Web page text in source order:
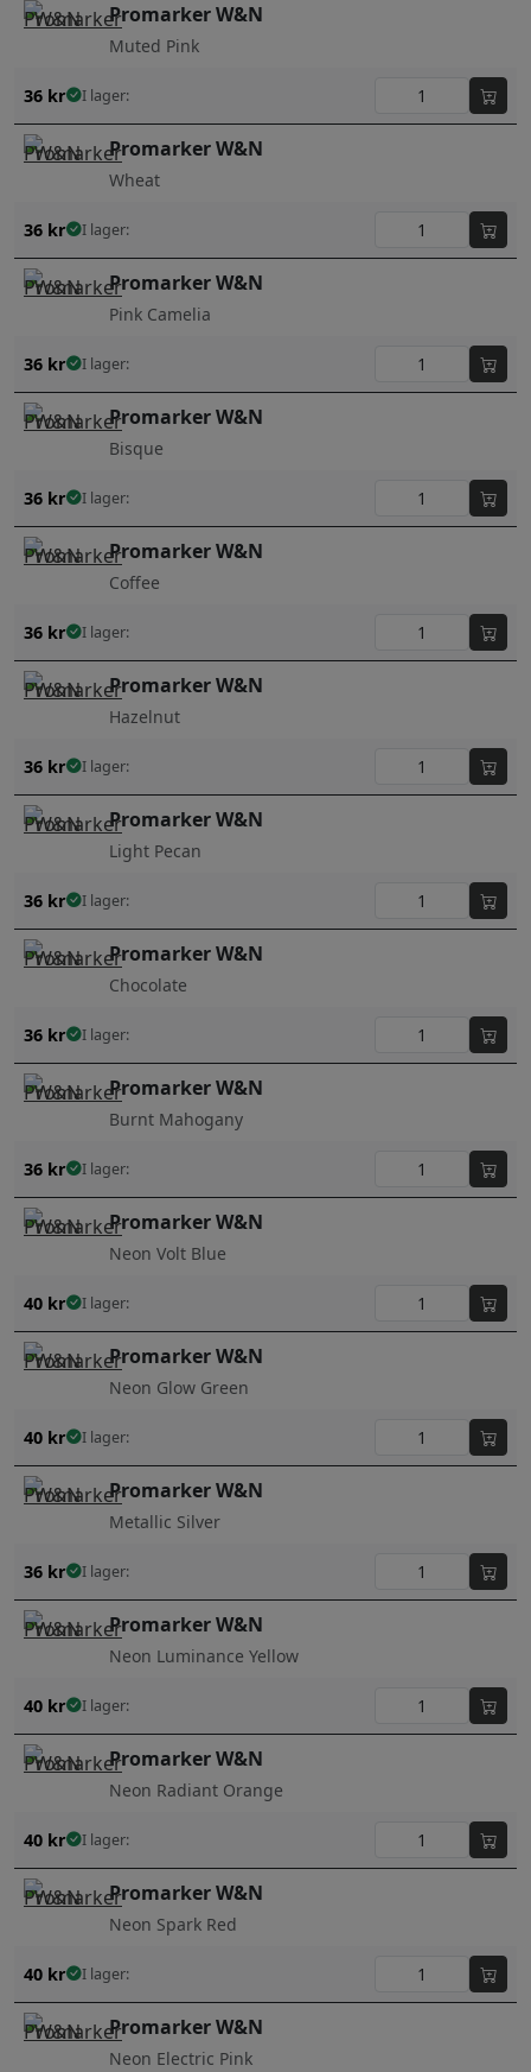
Promarker W&N
Muted Pink
36 kr I lager:
Promarker W&N
Wheat
36 kr I lager:
Promarker W&N
Pink Camelia
36 kr I lager:
Promarker W&N
Bisque
36 kr I lager:
Promarker W&N
Coffee
36 kr I lager:
Promarker W&N
Hazelnut
36 kr I lager:
Promarker W&N
Light Pecan
36 kr I lager:
Promarker W&N
Chocolate
36 kr I lager:
Promarker W&N
Burnt Mahogany
36 kr I lager:
Promarker W&N
Neon Volt Blue
40 kr I lager:
Promarker W&N
Neon Glow Green
40 kr I lager:
Promarker W&N
Metallic Silver
36 kr I lager:
Promarker W&N
Neon Luminance Yellow
40 kr I lager:
Promarker W&N
Neon Radiant Orange
40 kr I lager:
Promarker W&N
Neon Spark Red
40 kr I lager:
Promarker W&N
Neon Electric Pink